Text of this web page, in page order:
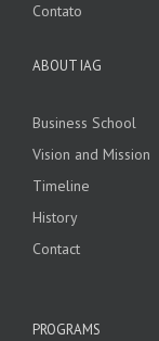
Contato
ABOUT IAG
Business School
Vision and Mission
Timeline
History
Contact
PROGRAMS